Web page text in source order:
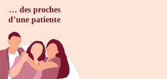
… des proches
d’une patiente